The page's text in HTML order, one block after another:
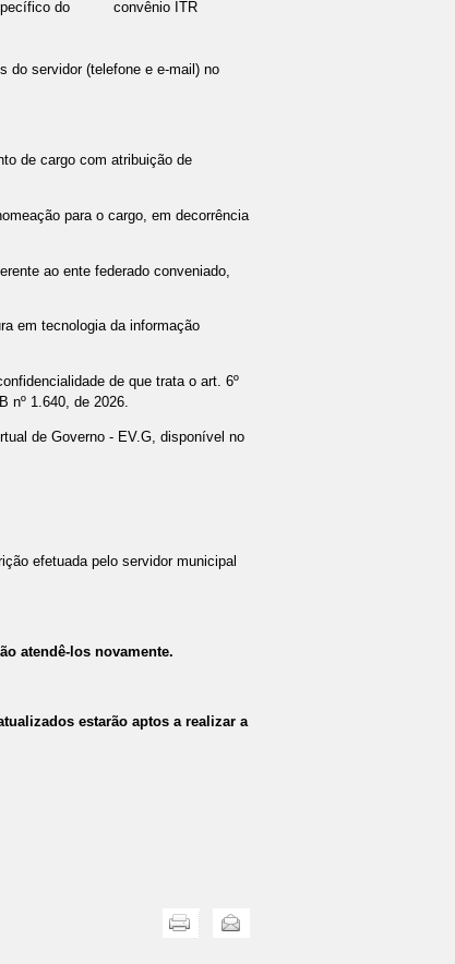
específico do convênio ITR
do servidor (telefone e e-mail) no
de cargo com atribuição de
para o cargo, em decorrência
ao ente federado conveniado,
em tecnologia da informação
de que trata o art. 6º
nº 1.640, de 2026.
de Governo - EV.G, disponível no
efetuada pelo servidor municipal
atendê-los novamente.
estarão aptos a realizar a
Enviar